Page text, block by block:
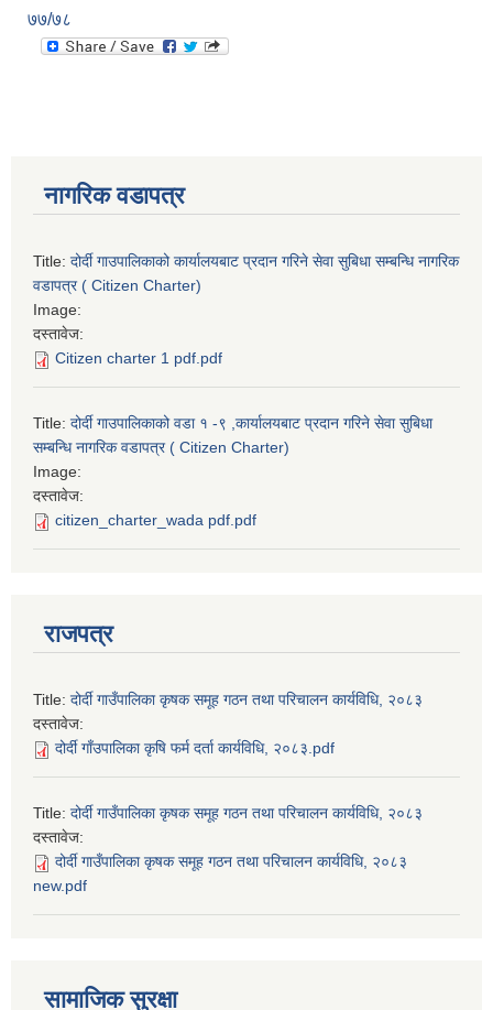
७७/७८
नागरिक वडापत्र
Title: दोर्दी गाउपालिकाको कार्यालयबाट प्रदान गरिने सेवा सुबिधा सम्बन्धि नागरिक
वडापत्र ( Citizen Charter)
Image:
दस्तावेज:
Citizen charter 1 pdf.pdf
Title: दोर्दी गाउपालिकाको वडा १ -९ ,कार्यालयबाट प्रदान गरिने सेवा सुबिधा
सम्बन्धि नागरिक वडापत्र ( Citizen Charter)
Image:
दस्तावेज:
citizen_charter_wada pdf.pdf
राजपत्र
Title: दोर्दी गाउँपालिका कृषक समूह गठन तथा परिचालन कार्यविधि, २०८३
दस्तावेज:
दोर्दी गाँउपालिका कृषि फर्म दर्ता कार्यविधि, २०८३.pdf
Title: दोर्दी गाउँपालिका कृषक समूह गठन तथा परिचालन कार्यविधि, २०८३
दस्तावेज:
दोर्दी गाउँपालिका कृषक समूह गठन तथा परिचालन कार्यविधि, २०८३
new.pdf
सामाजिक सुरक्षा